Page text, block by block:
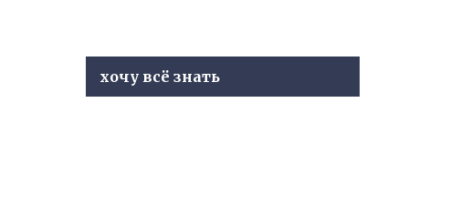
хочу всё знать